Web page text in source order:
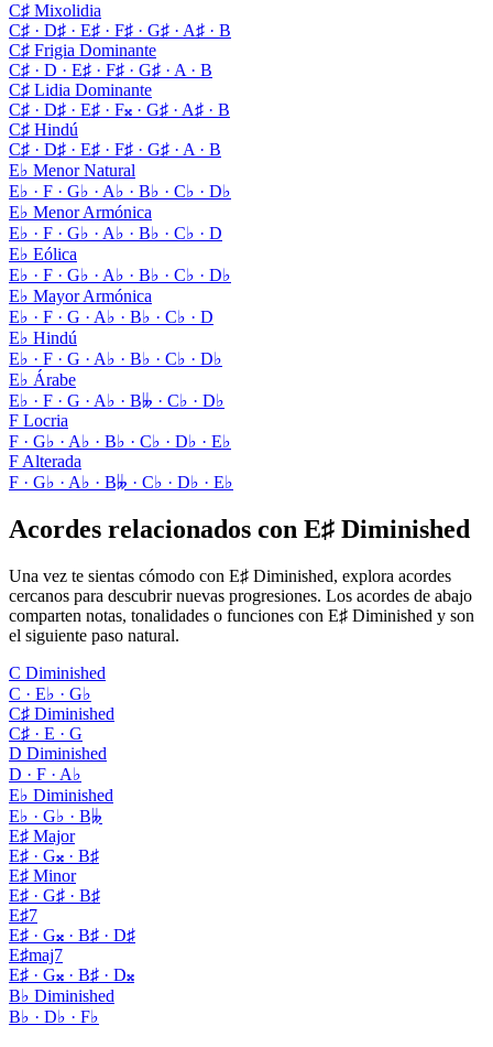
C♯ Mixolidia
C♯ · D♯ · E♯ · F♯ · G♯ · A♯ · B
C♯ Frigia Dominante
C♯ · D · E♯ · F♯ · G♯ · A · B
C♯ Lidia Dominante
C♯ · D♯ · E♯ · F𝄪 · G♯ · A♯ · B
C♯ Hindú
C♯ · D♯ · E♯ · F♯ · G♯ · A · B
E♭ Menor Natural
E♭ · F · G♭ · A♭ · B♭ · C♭ · D♭
E♭ Menor Armónica
E♭ · F · G♭ · A♭ · B♭ · C♭ · D
E♭ Eólica
E♭ · F · G♭ · A♭ · B♭ · C♭ · D♭
E♭ Mayor Armónica
E♭ · F · G · A♭ · B♭ · C♭ · D
E♭ Hindú
E♭ · F · G · A♭ · B♭ · C♭ · D♭
E♭ Árabe
E♭ · F · G · A♭ · B𝄫 · C♭ · D♭
F Locria
F · G♭ · A♭ · B♭ · C♭ · D♭ · E♭
F Alterada
F · G♭ · A♭ · B𝄫 · C♭ · D♭ · E♭
Acordes relacionados con E♯ Diminished
Una vez te sientas cómodo con E♯ Diminished, explora acordes
cercanos para descubrir nuevas progresiones. Los acordes de abajo
comparten notas, tonalidades o funciones con E♯ Diminished y son
el siguiente paso natural.
C Diminished
C · E♭ · G♭
C♯ Diminished
C♯ · E · G
D Diminished
D · F · A♭
E♭ Diminished
E♭ · G♭ · B𝄫
E♯ Major
E♯ · G𝄪 · B♯
E♯ Minor
E♯ · G♯ · B♯
E♯7
E♯ · G𝄪 · B♯ · D♯
E♯maj7
E♯ · G𝄪 · B♯ · D𝄪
B♭ Diminished
B♭ · D♭ · F♭